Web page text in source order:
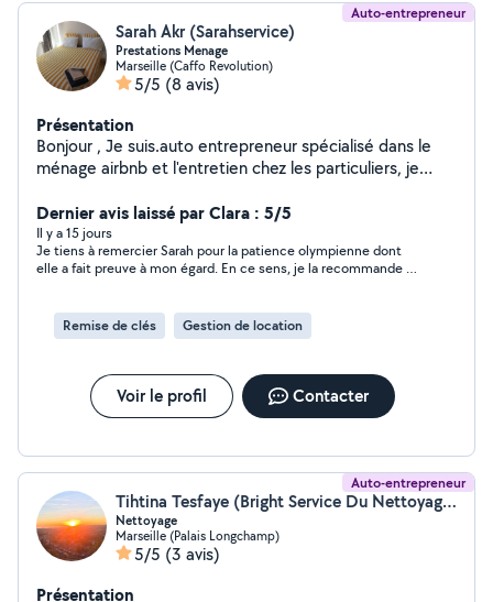
Auto-entrepreneur
Sarah Akr (Sarahservice)
Prestations Menage
Marseille (Caffo Revolution)
5/5 (8 avis)
Présentation
Bonjour , Je suis.auto entrepreneur spécialisé dans le
ménage airbnb et l'entretien chez les particuliers, je
Ponctuel, discret et minutieux, je m'adapte à vos
besoins et à vos horaires afin de garantir un logement
propre, accueillant et impeccable.
Dernier avis laissé par Clara : 5/5
Il y a 15 jours
Je tiens à remercier Sarah pour la patience olympienne dont
elle a fait preuve à mon égard. En ce sens, je la recommande à
Remise de clés Gestion de location
Voir le profil Contacter
Auto-entrepreneur
Tihtina Tesfaye (Bright Service Du Nettoyage)
Nettoyage
Marseille (Palais Longchamp)
5/5 (3 avis)
Présentation